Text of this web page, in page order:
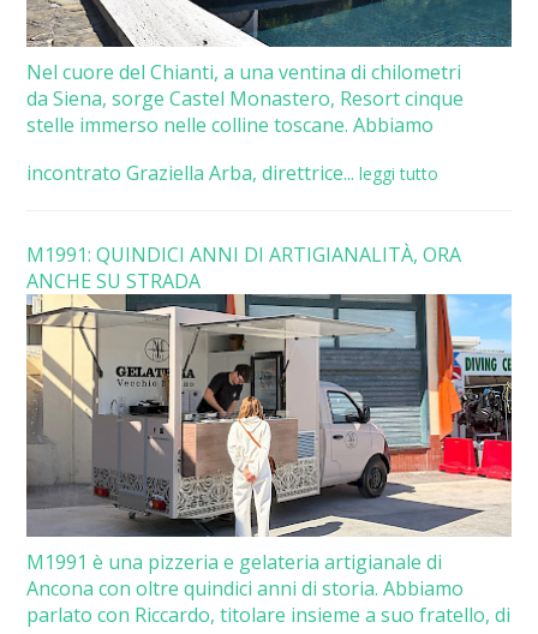
Nel cuore del Chianti, a una ventina di chilometri
da Siena, sorge Castel Monastero, Resort cinque
stelle immerso nelle colline toscane. Abbiamo
incontrato Graziella Arba, direttrice... leggi tutto
M1991: QUINDICI ANNI DI ARTIGIANALITÀ, ORA
ANCHE SU STRADA
M1991 è una pizzeria e gelateria artigianale di
Ancona con oltre quindici anni di storia. Abbiamo
parlato con Riccardo, titolare insieme a suo fratello, di